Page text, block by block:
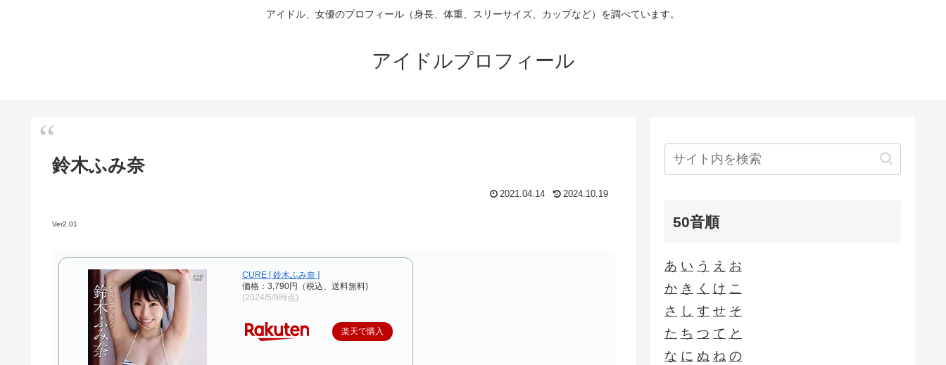
アイドル、女優のプロフィール（身長、体重、スリーサイズ、カップなど）を調べています。
アイドルプロフィール
鈴木ふみ奈
2021.04.14 2024.10.19
Ver2.01
CURE [ 鈴木ふみ奈 ]
価格：3,790円（税込、送料無料)
(2024/5/9時点)
楽天で購入
50音順
あ い う え お
か き く け こ
さ
し す せ そ
た ち つ て と
な に ぬ ね の